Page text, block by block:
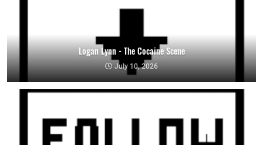
Logan Lynn - The Cocaine Scene
July 10, 2026